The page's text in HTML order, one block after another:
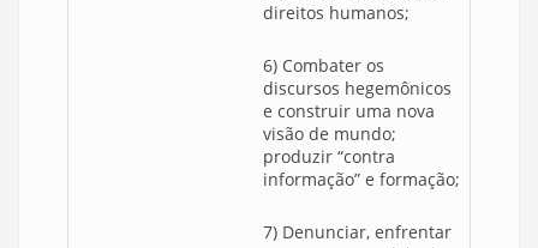
direitos humanos;
6) Combater os
discursos hegemônicos
e construir uma nova
visão de mundo;
produzir “contra
informação” e formação;
7) Denunciar, enfrentar